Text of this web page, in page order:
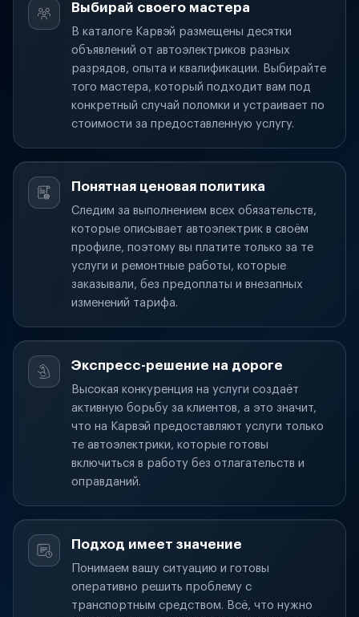
Выбирай своего мастера
В каталоге Карвэй размещены десятки
объявлений от автоэлектриков разных
разрядов, опыта и квалификации. Выбирайте
того мастера, который подходит вам под
конкретный случай поломки и устраивает по
стоимости за предоставленную услугу.
Понятная ценовая политика
Следим за выполнением всех обязательств,
которые описывает автоэлектрик в своём
профиле, поэтому вы платите только за те
услуги и ремонтные работы, которые
заказывали, без предоплаты и внезапных
изменений тарифа.
Экспресс-решение на дороге
Высокая конкуренция на услуги создаёт
активную борьбу за клиентов, а это значит,
что на Карвэй предоставляют услуги только
те автоэлектрики, которые готовы
включиться в работу без отлагательств и
оправданий.
Подход имеет значение
Понимаем вашу ситуацию и готовы
оперативно решить проблему с
транспортным средством. Всё, что нужно